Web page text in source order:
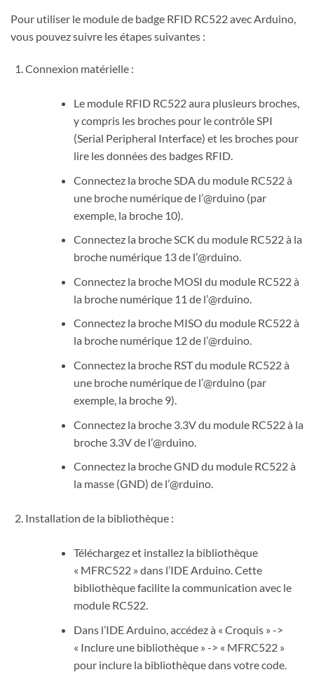
Pour utiliser le module de badge RFID RC522 avec Arduino,
vous pouvez suivre les étapes suivantes :
Connexion matérielle :
Le module RFID RC522 aura plusieurs broches,
y compris les broches pour le contrôle SPI
(Serial Peripheral Interface) et les broches pour
lire les données des badges RFID.
Connectez la broche SDA du module RC522 à
une broche numérique de l’@rduino (par
exemple, la broche 10).
Connectez la broche SCK du module RC522 à la
broche numérique 13 de l’@rduino.
Connectez la broche MOSI du module RC522 à
la broche numérique 11 de l’@rduino.
Connectez la broche MISO du module RC522 à
la broche numérique 12 de l’@rduino.
Connectez la broche RST du module RC522 à
une broche numérique de l’@rduino (par
exemple, la broche 9).
Connectez la broche 3.3V du module RC522 à la
broche 3.3V de l’@rduino.
Connectez la broche GND du module RC522 à
la masse (GND) de l’@rduino.
Installation de la bibliothèque :
Téléchargez et installez la bibliothèque
« MFRC522 » dans l’IDE Arduino. Cette
bibliothèque facilite la communication avec le
module RC522.
Dans l’IDE Arduino, accédez à « Croquis » ->
« Inclure une bibliothèque » -> « MFRC522 »
pour inclure la bibliothèque dans votre code.